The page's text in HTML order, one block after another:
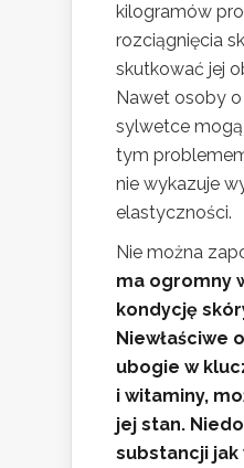
kilogramów
rozciągnięcia
skutkować jej
Nawet osoby o
sylwetce
tym
nie wykazuje
elastyczności.
Nie można
ma ogromny
kondycję
Niewłaściwe
ubogie w
i witaminy,
jej stan.
substancji jak